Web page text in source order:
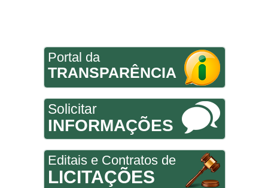
Portal da
TRANSPARÊNCIA
Solicitar
INFORMAÇÕES
Editais e Contratos de
LICITAÇÕES